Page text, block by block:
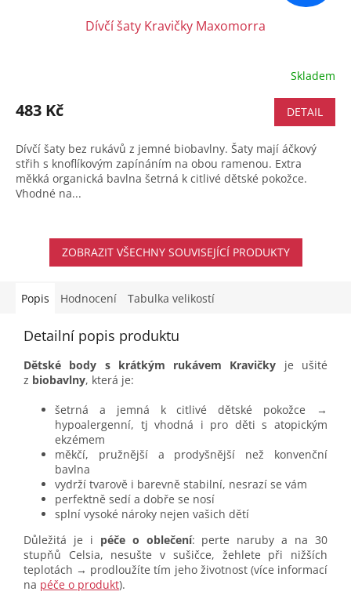
Dívčí šaty Kravičky Maxomorra
Skladem
483 Kč DETAIL
Dívčí šaty bez rukávů z jemné biobavlny. Šaty mají áčkový
střih s knoflíkovým zapínáním na obou ramenou. Extra
měkká organická bavlna šetrná k citlivé dětské pokožce.
Vhodné na...
ZOBRAZIT VŠECHNY SOUVISEJÍCÍ PRODUKTY
Popis Hodnocení Tabulka velikostí
Detailní popis produktu
Dětské body s krátkým rukávem Kravičky je ušité
z biobavlny, která je:
šetrná a jemná k citlivé dětské pokožce →
hypoalergenní, tj vhodná i pro děti s atopickým
ekzémem
měkčí, pružnější a prodyšnější než konvenční
bavlna
vydrží tvarově i barevně stabilní, nesrazí se vám
perfektně sedí a dobře se nosí
splní vysoké nároky nejen vašich dětí
Důležitá je i péče o oblečení: perte naruby a na 30
stupňů Celsia, nesušte v sušičce, žehlete při nižších
teplotách → prodloužíte tím jeho životnost (více informací
na péče o produkt).